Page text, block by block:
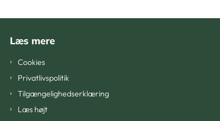
Læs mere
Cookies
Privatlivspolitik
Tilgængelighedserklæring
Læs højt